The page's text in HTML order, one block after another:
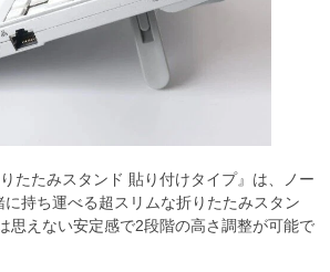
たたみスタンド 貼り付けタイプ』は、ノー
に持ち運べる超スリムな折りたたみスタン
思えない安定感で2段階の高さ調整が可能で